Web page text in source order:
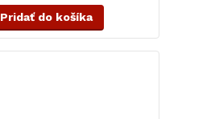
Pridať do košíka